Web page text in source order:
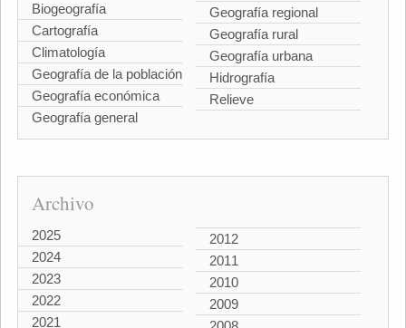
Biogeografía
Cartografía
Climatología
Geografía de la población
Geografía económica
Geografía general
Geografía regional
Geografía rural
Geografía urbana
Hidrografía
Relieve
Archivo
2025
2024
2023
2022
2021
2012
2011
2010
2009